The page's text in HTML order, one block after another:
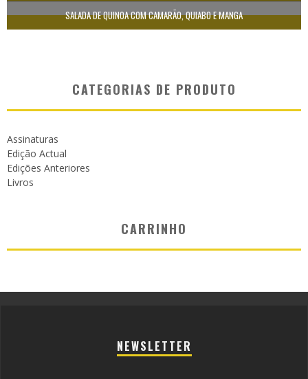
SALADA DE QUINOA COM CAMARÃO, QUIABO E MANGA
CATEGORIAS DE PRODUTO
Assinaturas
Edição Actual
Edições Anteriores
Livros
CARRINHO
NEWSLETTER